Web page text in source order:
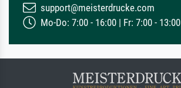
support@meisterdrucke.com
Mo-Do: 7:00 - 16:00 | Fr: 7:00 - 13:00